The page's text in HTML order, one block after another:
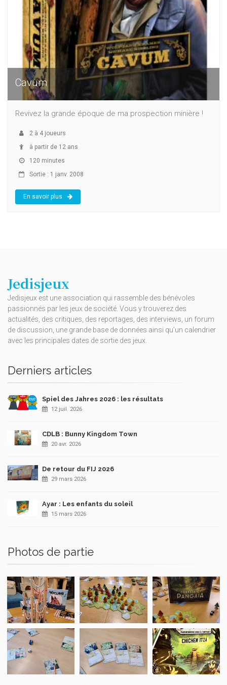
Cavum
Revivez la grande époque de ma prospection minière !
2 à 4 joueurs
à partir de 12 ans
120 minutes
Sortie : 1 janv. 2008
En savoir plus
Jedisjeux
Jedisjeux est une association qui rassemble des bénévoles
passionnés par les jeux de société. Vous y trouverez des
actualités, des critiques, des reportages, des interviews, un forum
de discussion, une grande base de données ainsi qu’un calendrier
avec les principales dates de sortie des jeux.
Derniers articles
Spiel des Jahres 2026 : les résultats
12 juil. 2026
CDLB : Bunny Kingdom Town
20 avr. 2026
De retour du FIJ 2026
29 mars 2026
Ayar : Les enfants du soleil
15 mars 2026
Photos de partie